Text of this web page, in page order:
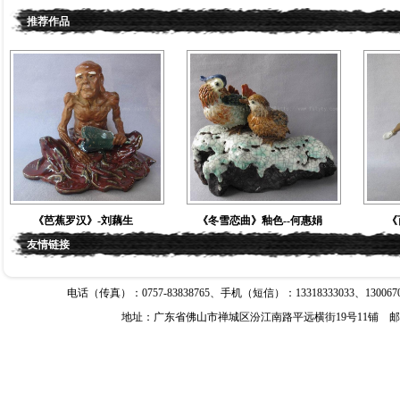
推荐作品
蕉罗汉》-刘藕生 《冬雪恋曲》釉色--何惠娟
《百年跨
友情链接
电话（传真）：0757-83838765、手机（短信）：13318333033、
地址：广东省佛山市禅城区汾江南路平远横街19号11铺